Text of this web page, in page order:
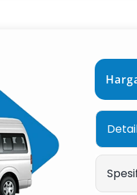
atau perjalanan
Salsa
layanan ini dilengkapi
lepas kunci